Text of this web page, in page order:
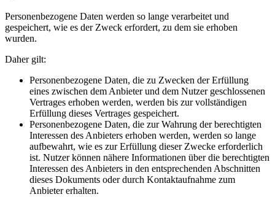
Personenbezogene Daten werden so lange verarbeitet und
gespeichert, wie es der Zweck erfordert, zu dem sie erhoben
wurden.
Daher gilt:
Personenbezogene Daten, die zu Zwecken der Erfüllung
eines zwischen dem Anbieter und dem Nutzer geschlossenen
Vertrages erhoben werden, werden bis zur vollständigen
Erfüllung dieses Vertrages gespeichert.
Personenbezogene Daten, die zur Wahrung der berechtigten
Interessen des Anbieters erhoben werden, werden so lange
aufbewahrt, wie es zur Erfüllung dieser Zwecke erforderlich
ist. Nutzer können nähere Informationen über die berechtigten
Interessen des Anbieters in den entsprechenden Abschnitten
dieses Dokuments oder durch Kontaktaufnahme zum
Anbieter erhalten.